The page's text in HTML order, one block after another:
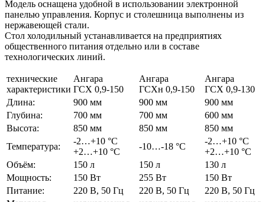
Модель оснащена удобной в использовании электронной
панелью управления. Корпус и столешница выполнены из
нержавеющей стали.
Стол холодильный устанавливается на предприятиях
общественного питания отдельно или в составе
технологических линий.
технические
характеристики
Ангара
ГСХ 0,9-150
Ангара
ГСХн 0,9-150
Ангара
ГСХ 0,9-130
Длина:
900 мм 900 мм
900 мм
Глубина:
700 мм 700 мм
600 мм
Высота:
850 мм 850 мм
850 мм
Температура:
-2…+10 °С
+2…+10 °С
-10…-18 °С
-2…+10 °С
+2…+10 °С
Объём:
150 л 150 л
130 л
Мощность:
150 Вт 255 Вт
150 Вт
Питание:
220 В, 50 Гц 220 В, 50 Гц
220 В, 50 Гц